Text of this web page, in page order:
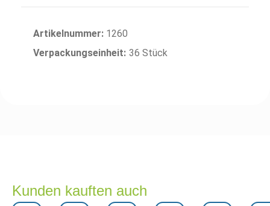
Artikelnummer: 1260
Verpackungseinheit: 36 Stück
Kunden kauften auch